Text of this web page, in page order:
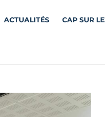
ACTUALITÉS CAP SUR